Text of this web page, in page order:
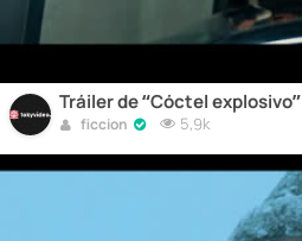
Tráiler de “Cóctel
ficcion 5,9k